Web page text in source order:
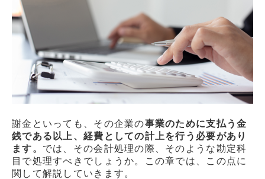
謝金といっても、その企業の事業のために支払う金
銭である以上、経費としての計上を行う必要があり
ます。 では、その会計処理の際、そのような勘定科
目で処理すべきでしょうか。この章では、この点に
関して解説していきます。